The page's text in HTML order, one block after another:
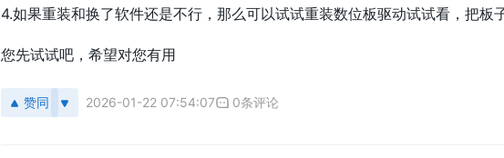
4.如果重装和换了软件还是不行，那么可以试试重装数位板驱动试试看，把
您先试试吧，希望对您有用
赞同 2026-01-22 07:54:07 0条评论